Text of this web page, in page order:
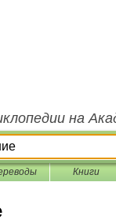
на
Книги